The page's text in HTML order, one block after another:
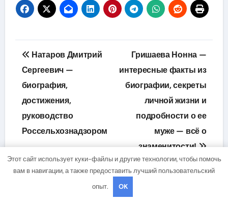
Навигация
по
записям
Натаров Дмитрий
Сергеевич —
биография,
достижения,
руководство
Россельхознадзором
Гришаева Нонна —
интересные факты из
биографии, секреты
личной жизни и
подробности о ее
муже — всё о
знаменитости!
Этот сайт использует куки-файлы и другие технологии, чтобы помочь
вам в навигации, а также предоставить лучший пользовательский
опыт.
OK